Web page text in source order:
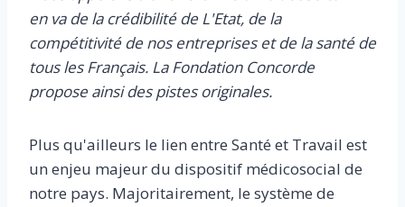
en va de la crédibilité de L'Etat, de la
compétitivité de nos entreprises et de la santé de
tous les Français. La Fondation Concorde
propose ainsi des pistes originales.
Plus qu'ailleurs le lien entre Santé et Travail est
un enjeu majeur du dispositif médicosocial de
notre pays. Majoritairement, le système de